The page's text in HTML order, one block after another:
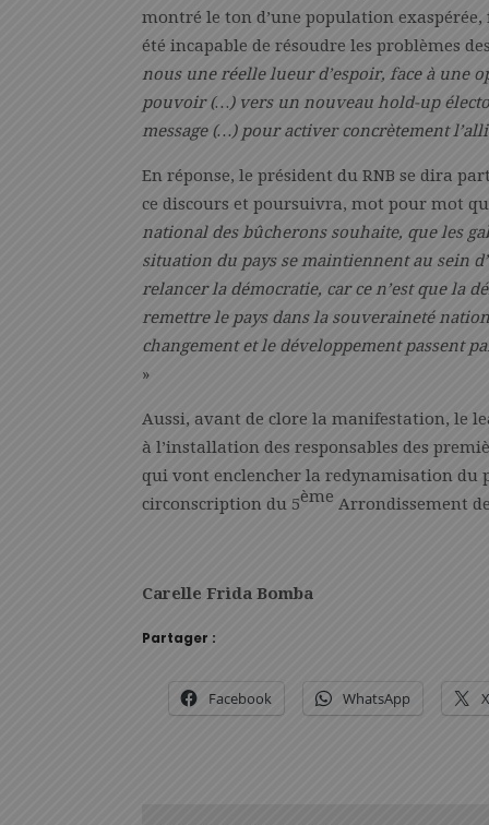
montré le ton d’une population
été incapable de résoudre les problèmes
nous une réelle lueur d’espoir, face à une
pouvoir (…) vers un nouveau hold-up
message (…) pour activer concrètement
En réponse, le président du RNB se dira
ce discours et poursuivra, mot pour mot
national des bûcherons souhaite, que les
situation du pays se maintiennent au sein
relancer la démocratie, car ce n’est que la
remettre le pays dans la souveraineté
changement et le développement passent
»
Aussi, avant de clore la manifestation, le
à l’installation des responsables des
qui vont enclencher la redynamisation du
circonscription du 5ème Arrondissement
Carelle Frida Bomba
Partager :
Facebook WhatsApp X